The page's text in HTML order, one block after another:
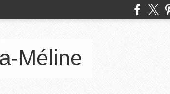
Méline